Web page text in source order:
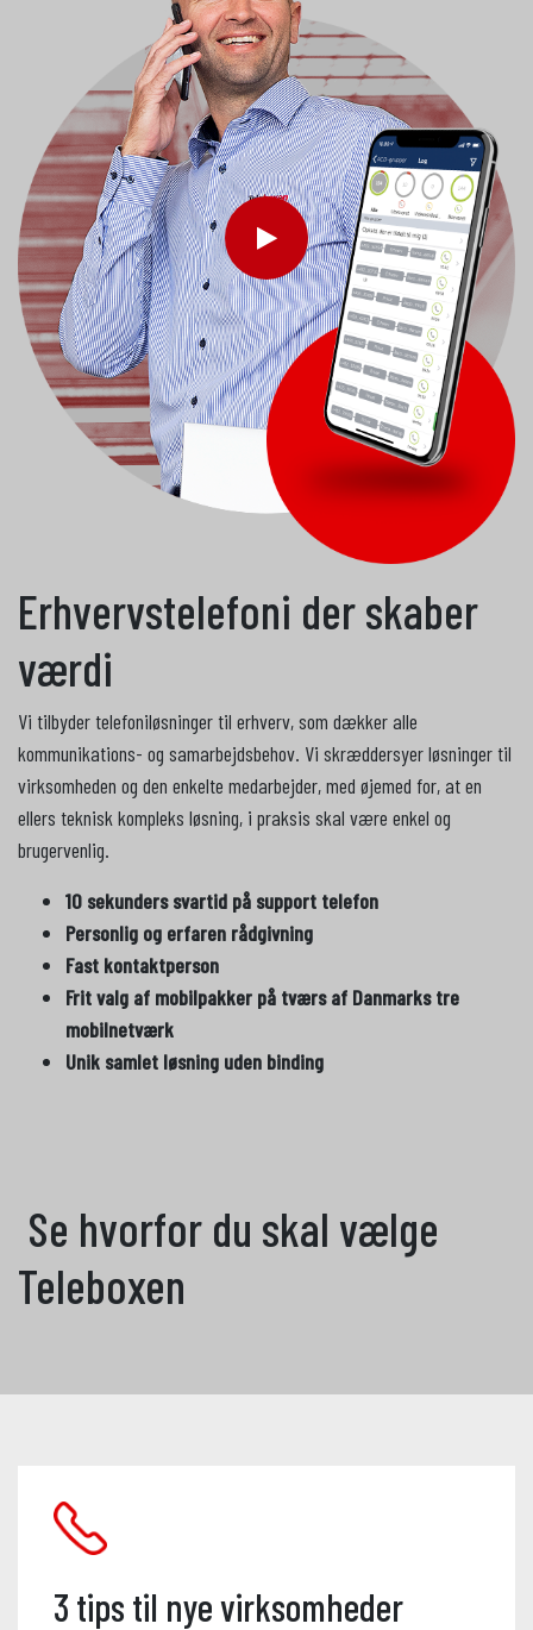
Erhvervstelefoni der skaber
værdi
Vi tilbyder telefoniløsninger til erhverv, som dækker alle
kommunikations- og samarbejdsbehov. Vi skræddersyer løsninger til
virksomheden og den enkelte medarbejder, med øjemed for, at en
ellers teknisk kompleks løsning, i praksis skal være enkel og
brugervenlig.
10 sekunders svartid på support telefon
Personlig og erfaren rådgivning
Fast kontaktperson
Frit valg af mobilpakker på tværs af Danmarks tre
mobilnetværk
Unik samlet løsning uden binding
Se hvorfor du skal vælge
Teleboxen
3 tips til nye virksomheder